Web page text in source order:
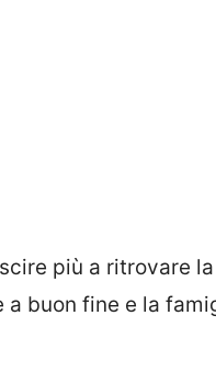
più a ritrovare
buon fine e la